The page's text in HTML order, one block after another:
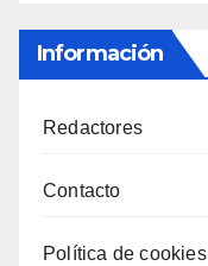
Información
Redactores
Contacto
Política de cookies